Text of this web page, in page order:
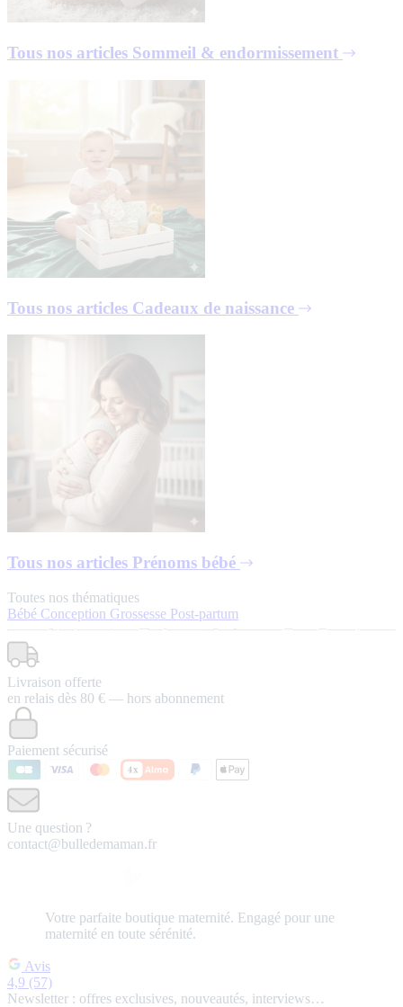
Tous nos articles Sommeil & endormissement
Tous nos articles Cadeaux de naissance
Tous nos articles Prénoms bébé
Toutes nos thématiques
Bébé Conception Grossesse Post-partum
Livraison offerte
en relais dès 80 € — hors abonnement
Paiement sécurisé
Une question ?
contact@bulledemaman.fr
Votre parfaite boutique maternité. Engagé pour une
maternité en toute sérénité.
Avis
4,9 (57)
Newsletter : offres exclusives, nouveautés, interviews…